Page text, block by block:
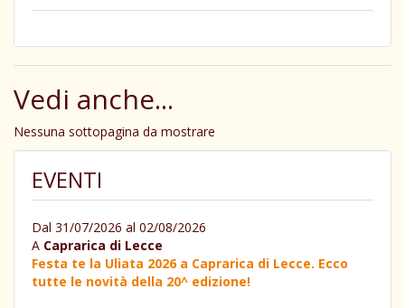
Vedi anche...
Nessuna sottopagina da mostrare
EVENTI
Dal 31/07/2026 al 02/08/2026
A Caprarica di Lecce
Festa te la Uliata 2026 a Caprarica di Lecce. Ecco
tutte le novità della 20^ edizione!